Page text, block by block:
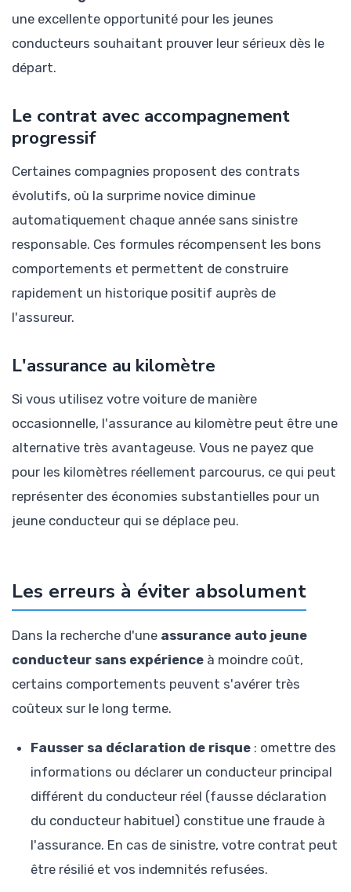
une excellente opportunité pour les jeunes
conducteurs souhaitant prouver leur sérieux dès le
départ.
Le contrat avec accompagnement
progressif
Certaines compagnies proposent des contrats
évolutifs, où la surprime novice diminue
automatiquement chaque année sans sinistre
responsable. Ces formules récompensent les bons
comportements et permettent de construire
rapidement un historique positif auprès de
l'assureur.
L'assurance au kilomètre
Si vous utilisez votre voiture de manière
occasionnelle, l'assurance au kilomètre peut être une
alternative très avantageuse. Vous ne payez que
pour les kilomètres réellement parcourus, ce qui peut
représenter des économies substantielles pour un
jeune conducteur qui se déplace peu.
Les erreurs à éviter absolument
Dans la recherche d'une assurance auto jeune
conducteur sans expérience à moindre coût,
certains comportements peuvent s'avérer très
coûteux sur le long terme.
Fausser sa déclaration de risque : omettre des
informations ou déclarer un conducteur principal
différent du conducteur réel (fausse déclaration
du conducteur habituel) constitue une fraude à
l'assurance. En cas de sinistre, votre contrat peut
être résilié et vos indemnités refusées.